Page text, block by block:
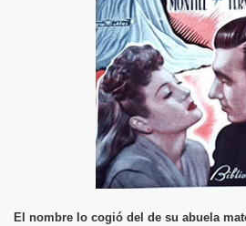
El nombre lo cogió del de su abuela